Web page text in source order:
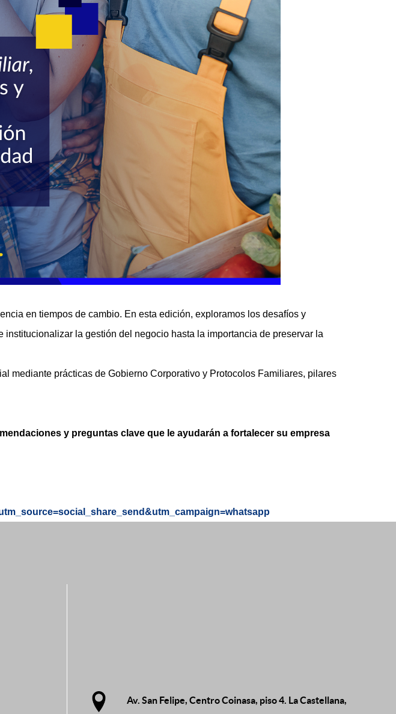
en tiempos de cambio. En esta edición, exploramos los desafíos y
la gestión del negocio hasta la importancia de preservar la
mediante prácticas de Gobierno Corporativo y Protocolos Familiares, pilares
y preguntas clave que le ayudarán a fortalecer su empresa
Av. San Felipe, Centro Coinasa, piso 4. La Castellana,